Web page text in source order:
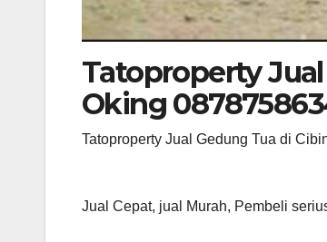
Tatoproperty
Oking
Tatoproperty Jual Gedung Tua di
Jual Cepat, jual Murah, Pembeli